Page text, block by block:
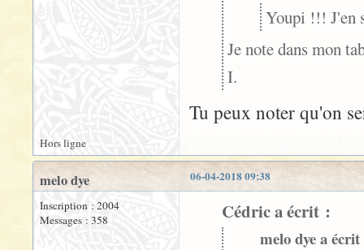
Youpi !!! J'en
Je note dans mon
I.
Tu peux noter qu'on
Hors ligne
06-04-2018 09:38
melo dye
Inscription : 2004
Messages : 358
Cédric a écrit :
melo dye a